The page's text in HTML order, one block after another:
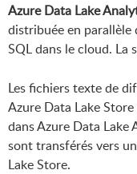
Azure Data Lake
distribuée en
SQL dans le cloud. La
Les fichiers texte de
Azure Data Lake
dans Azure Data Lake
sont transférés vers
Lake Store.